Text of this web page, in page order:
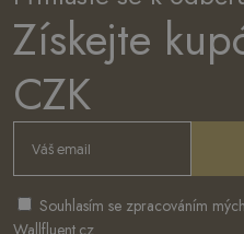
Získejte
CZK
Souhlasím se zpracováním
Wallfluent.cz